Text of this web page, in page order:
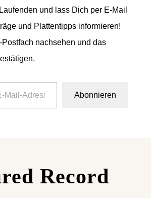
und lass Dich per E-Mail
und Plattentipps informieren!
Postfach nachsehen und das
Abonnieren
Record